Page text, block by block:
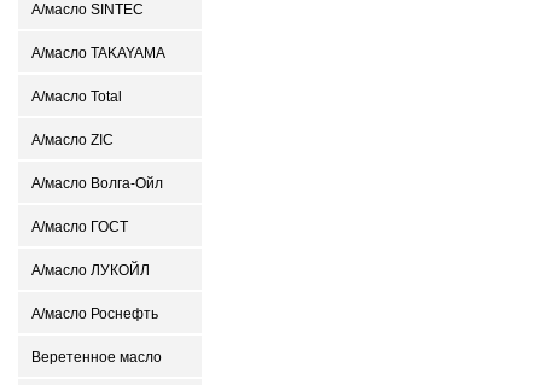
А/масло SINTEC
А/масло TAKAYAMA
А/масло Total
А/масло ZIC
А/масло Волга-Ойл
А/масло ГОСТ
А/масло ЛУКОЙЛ
А/масло Роснефть
Веретенное масло